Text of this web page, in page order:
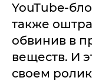
YouTube-
также
обвинив в
веществ. И
своем